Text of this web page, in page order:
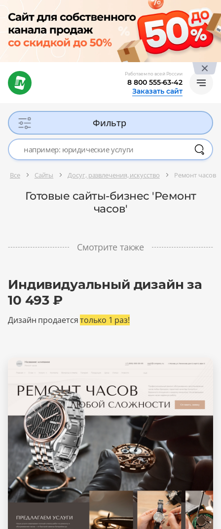
Работаем по всей России
8 800 555-63-42
Заказать сайт
Фильтр
Все Сайты Досуг, развлечения, искусство Ремонт часов
Готовые сайты-бизнес 'Ремонт
часов'
Смотрите также
Индивидуальный дизайн за
10 493 ₽
Дизайн продаетсятолько 1 раз!